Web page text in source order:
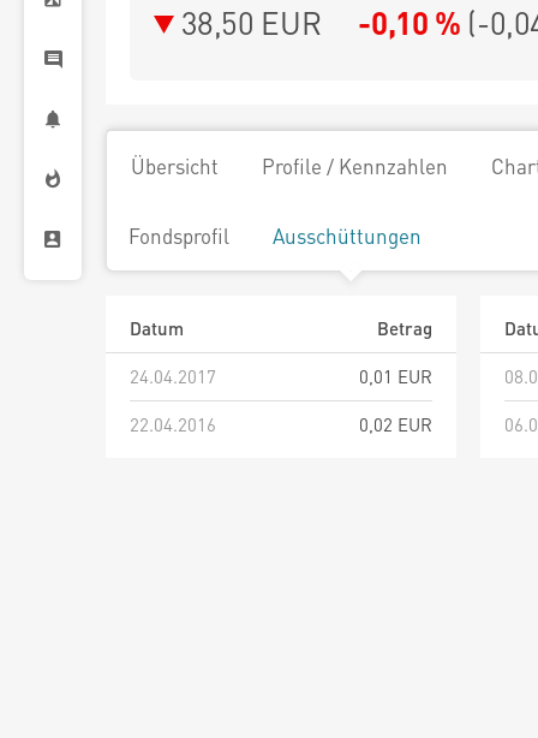
38,50 EUR -0,10 % (-
Übersicht Profile / Kennzahlen
Fondsprofil Ausschüttungen
Datum
Betrag
24.04.2017
0,01 EUR
22.04.2016
0,02 EUR